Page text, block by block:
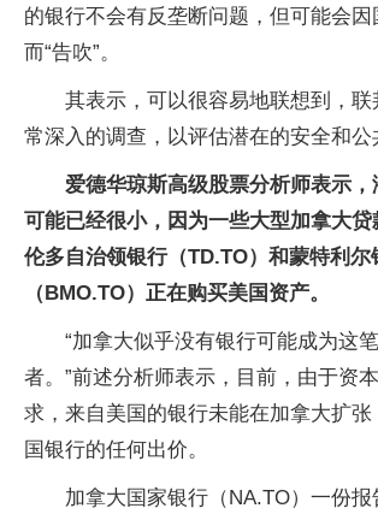
的银行不会有反垄断问题，但可能会
而“告吹”。
其表示，可以很容易地联想到，
常深入的调查，以评估潜在的安全和公
爱德华琼斯高级股票分析师表示，
可能已经很小，因为一些大型加拿大
伦多自治领银行（TD.TO）和蒙特利尔
（BMO.TO）正在购买美国资产。
“加拿大似乎没有银行可能成为这
者。”前述分析师表示，目前，由于资
求，来自美国的银行未能在加拿大扩
国银行的任何出价。
加拿大国家银行（NA.TO）一份